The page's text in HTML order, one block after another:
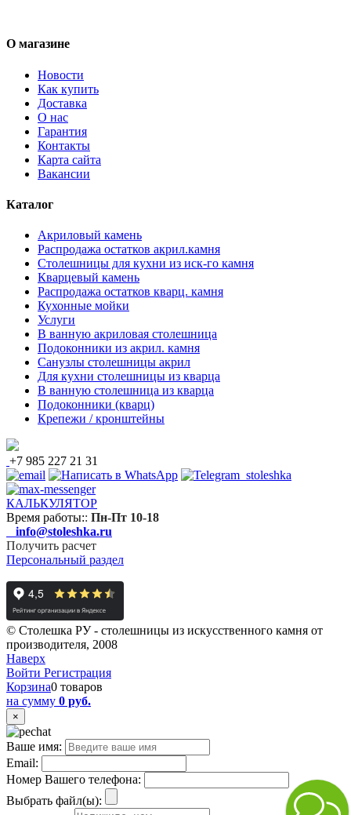
О магазине
Новости
Как купить
Доставка
О нас
Гарантия
Контакты
Карта сайта
Вакансии
Каталог
Акриловый камень
Распродажа остатков акрил.камня
Столешницы для кухни из иск-го камня
Кварцевый камень
Распродажа остатков кварц. камня
Кухонные мойки
Услуги
В ванную акриловая столешница
Подоконники из акрил. камня
Санузлы столешницы акрил
Для кухни столешницы из кварца
В ванную столешница из кварца
Подоконники (кварц)
Крепежи / кронштейны
+7 985 227 21 31
КАЛЬКУЛЯТОР
Время работы:: Пн-Пт 10-18
info@stoleshka.ru
Получить расчет
Персональный раздел
© Столешка РУ - столешницы из искусственного камня от
производителя, 2008
Наверх
Войти Регистрация
Корзина0 товаров
на сумму 0 руб.
×
Ваше имя:
Email:
Номер Вашего телефона:
Выбрать файл(ы):